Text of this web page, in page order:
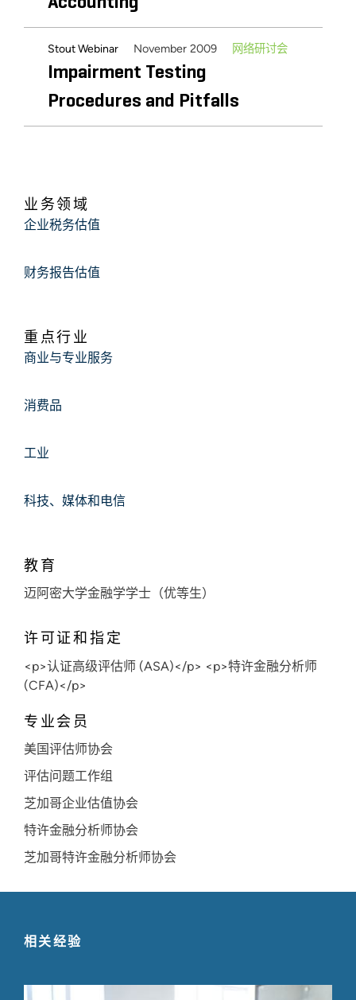
Stout Webinar November 2009 网络研讨会
Impairment Testing
Procedures and Pitfalls
业务领域
企业税务估值
财务报告估值
重点行业
商业与专业服务
消费品
工业
科技、媒体和电信
教育
迈阿密大学金融学学士（优等生）
许可证和指定
<p>认证高级评估师 (ASA)</p> <p>特许金融分析师
(CFA)</p>
专业会员
美国评估师协会
评估问题工作组
芝加哥企业估值协会
特许金融分析师协会
芝加哥特许金融分析师协会
相关经验